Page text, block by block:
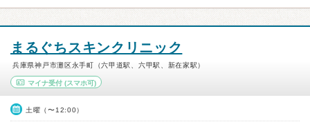
まるぐちスキンクリニック
兵庫県神戸市灘区永手町（六甲道駅、六甲駅、新在家駅）
マイナ受付 (スマホ可)
土曜（〜12:00）